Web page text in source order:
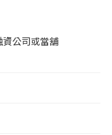
公司或當舖